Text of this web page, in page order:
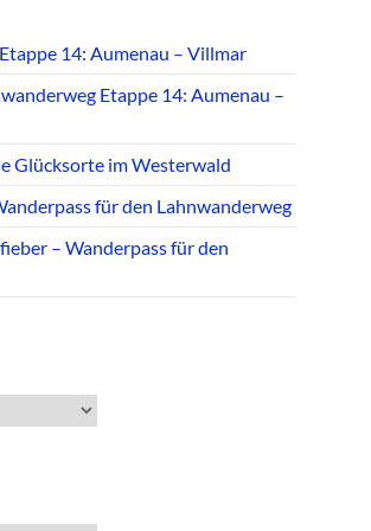
14: Aumenau – Villmar
Etappe 14: Aumenau –
Glücksorte im Westerwald
für den Lahnwanderweg
– Wanderpass für den